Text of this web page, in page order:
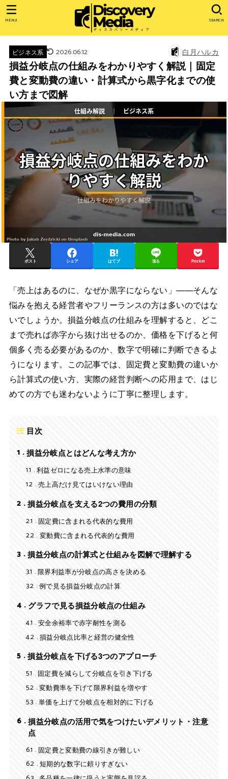
SEARCH
MENU
ビジネス系 2026.06.12 白月ハルカ
損益分岐点の仕組みをわかりやすく解説｜固定
費と変動費の違い・計算式から黒字化までの使
い方まで図解
ポスト シェア はてブ 送る Pocket
「売上はあるのに、なぜか黒字にならない」——そんな
悩みを抱える経営者やフリーランスの方は多いのではな
いでしょうか。損益分岐点の仕組みを理解すると、どこ
まで売れば赤字から抜け出せるのか、価格を下げると何
個多く売る必要があるのか、数字で明確に判断できるよ
うになります。この記事では、固定費と変動費の違いか
ら計算式の使い方、実際の経営判断への応用まで、はじ
めての方でも迷わないように丁寧に整理します。
目次
1
損益分岐点とはどんな考え方か
1.1
利益ゼロになる売上水準の意味
1.2 売上高だけ見てはいけない理由
2
損益分岐点を支える2つの費用の分類
2.1
固定費に含まれる代表的な費用
2.2 変動費に含まれる代表的な費用
3
損益分岐点の計算式と仕組みを図解で理解する
3.1
限界利益率が分岐点の高さを決める
3.2 例で見る損益分岐点の計算
4
グラフで見る損益分岐点の仕組み
4.1
安全余裕率で赤字耐性を測る
4.2 損益分岐点比率と経営の健全性
5
損益分岐点を下げる3つのアプローチ
5.1
固定費を減らして分岐点を引き下げる
5.2 変動費率を下げて限界利益を増やす
5.3 単価を上げて分岐点を相対的に下げる
6
損益分岐点の活用で気をつけたいデメリット・注意
点
6.1
固定費と変動費の線引きが難しい
6.2 短期的な数字に頼りすぎない